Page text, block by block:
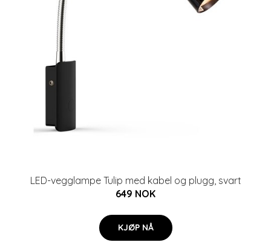
LED-vegglampe Tulip med kabel og plugg, svart
649 NOK
KJØP NÅ